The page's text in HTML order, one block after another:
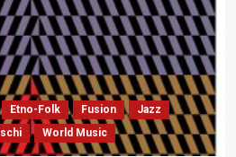
Etno-Folk Fusion
Jazz
World Music